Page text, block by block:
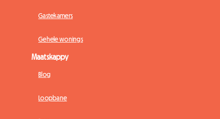
Gastekamers
Gehele wonings
Maatskappy
Blog
Loopbane